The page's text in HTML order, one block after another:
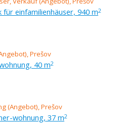
einfamilienhäuser, 940 m2
40 m2
wohnung, 37 m2